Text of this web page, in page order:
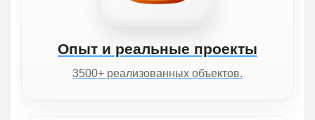
Опыт и реальные проекты
3500+ реализованных объектов.